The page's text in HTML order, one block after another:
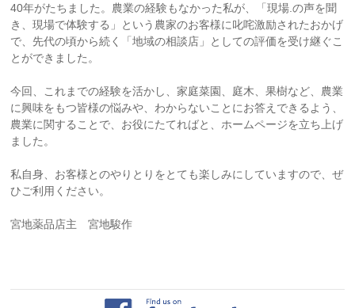
40年がたちました。農業の経験もなかった私が、「現場.の声を聞
き、現場で体験する」という農家のお客様に叱咤激励されたおかげ
で、先代の頃から続く「地域の相談店」としての評価を受け継ぐこ
とができました。
今回、これまでの経験を活かし、家庭菜園、庭木、果樹など、農業
に興味をもつ皆様の悩みや、わからないことにお答えできるよう、
農業に関することで、お役にたてればと、ホームページを立ち上げ
ました。
私自身、お客様とのやりとりをとても楽しみにしていますので、ぜ
ひご利用ください。
宮地薬品店主 宮地駿作